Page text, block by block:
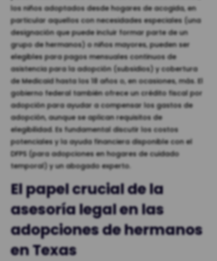
los niños adoptados desde hogares de acogida, en
particular aquellos con necesidades especiales (una
designación que puede incluir formar parte de un
grupo de hermanos) o niños mayores, pueden ser
elegibles para pagos mensuales continuos de
asistencia para la adopción (subsidios) y cobertura
de Medicaid hasta los 18 años o, en ocasiones, más. El
gobierno federal también ofrece un crédito fiscal por
adopción para ayudar a compensar los gastos de
adopción, aunque se aplican requisitos de
elegibilidad. Es fundamental discutir los costos
potenciales y la ayuda financiera disponible con el
DFPS (para adopciones en hogares de cuidado
temporal) y un abogado experto.
El papel crucial de la
asesoría legal en las
adopciones de hermanos
en Texas